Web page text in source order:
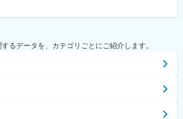
るデータを、カテゴリごとにご紹介します。